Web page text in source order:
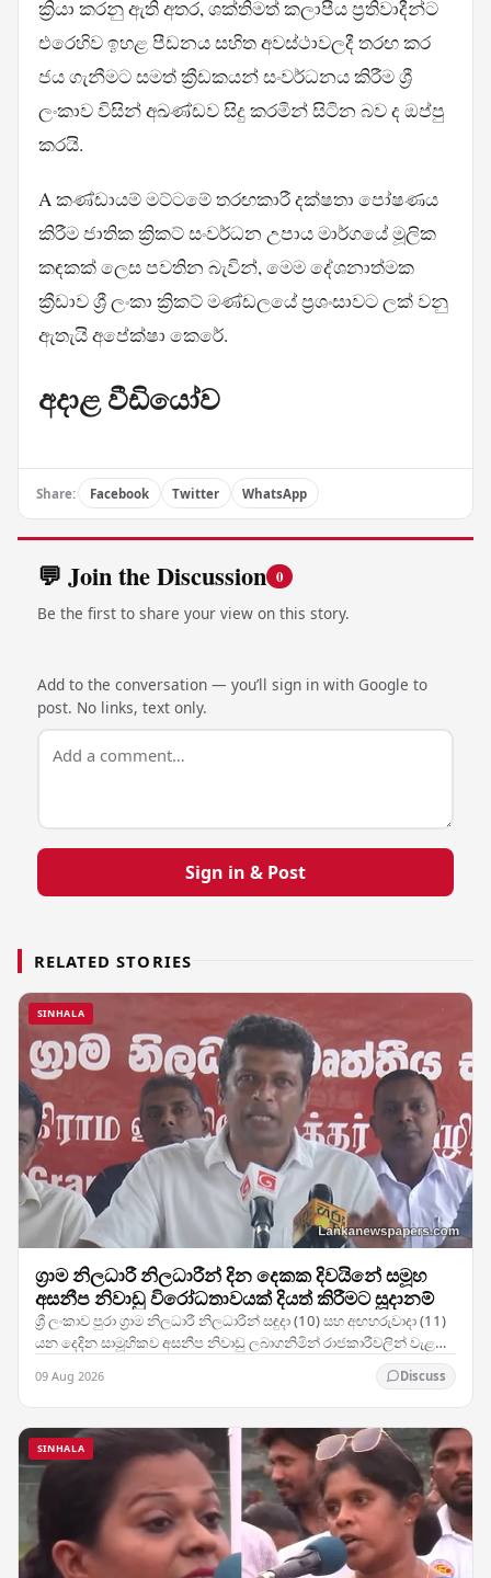
ක්‍රියා කරනු ඇති අතර, ශක්තිමත් කලාපීය ප්‍රතිවාදීන්ට
එරෙහිව ඉහළ පීඩනය සහිත අවස්ථාවලදී තරඟ කර
ජය ගැනීමට සමත් ක්‍රීඩකයන් සංවර්ධනය කිරීම ශ්‍රී
ලංකාව විසින් අඛණ්ඩව සිදු කරමින් සිටින බව ද ඔප්පු
කරයි.
A කණ්ඩායම් මට්ටමේ තරඟකාරී දක්ෂතා පෝෂණය
කිරීම ජාතික ක්‍රිකට් සංවර්ධන උපාය මාර්ගයේ මූලික
කඳකක් ලෙස පවතින බැවින්, මෙම දේශනාත්මක
ක්‍රීඩාව ශ්‍රී ලංකා ක්‍රිකට් මණ්ඩලයේ ප්‍රශංසාවට ලක් වනු
ඇතැයි අපේක්ෂා කෙරේ.
අදාළ වීඩියෝව
Share: Facebook Twitter WhatsApp
💬 Join the Discussion 0
Be the first to share your view on this story.
Add to the conversation — you’ll sign in with Google to
post. No links, text only.
Sign in & Post
RELATED STORIES
SINHALA
ග්‍රාම නිලධාරී නිලධාරීන් දින දෙකක දිවයිනේ සමූහ
අසනීප නිවාඩු විරෝධතාවයක් දියත් කිරීමට සූදානම්
ශ්‍රී ලංකාව පුරා ග්‍රාම නිලධාරී නිලධාරීන් සඳුදා (10) සහ අඟහරුවාදා (11)
යන දෙදින සාමූහිකව අසනීප නිවාඩු ලබාගනිමින් රාජකාරීවලින් වැළකී
09 Aug 2026 Discuss
SINHALA